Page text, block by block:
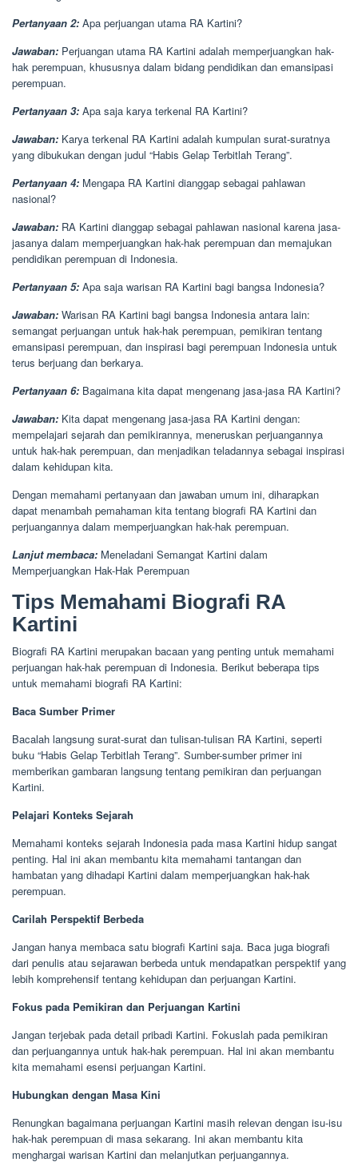
Pertanyaan 2: Apa perjuangan utama RA Kartini?
Jawaban: Perjuangan utama RA Kartini adalah memperjuangkan hak-
hak perempuan, khususnya dalam bidang pendidikan dan emansipasi
perempuan.
Pertanyaan 3: Apa saja karya terkenal RA Kartini?
Jawaban: Karya terkenal RA Kartini adalah kumpulan surat-suratnya
yang dibukukan dengan judul “Habis Gelap Terbitlah Terang”.
Pertanyaan 4: Mengapa RA Kartini dianggap sebagai pahlawan
nasional?
Jawaban: RA Kartini dianggap sebagai pahlawan nasional karena jasa-
jasanya dalam memperjuangkan hak-hak perempuan dan memajukan
pendidikan perempuan di Indonesia.
Pertanyaan 5: Apa saja warisan RA Kartini bagi bangsa Indonesia?
Jawaban: Warisan RA Kartini bagi bangsa Indonesia antara lain:
semangat perjuangan untuk hak-hak perempuan, pemikiran tentang
emansipasi perempuan, dan inspirasi bagi perempuan Indonesia untuk
terus berjuang dan berkarya.
Pertanyaan 6: Bagaimana kita dapat mengenang jasa-jasa RA Kartini?
Jawaban: Kita dapat mengenang jasa-jasa RA Kartini dengan:
mempelajari sejarah dan pemikirannya, meneruskan perjuangannya
untuk hak-hak perempuan, dan menjadikan teladannya sebagai inspirasi
dalam kehidupan kita.
Dengan memahami pertanyaan dan jawaban umum ini, diharapkan
dapat menambah pemahaman kita tentang biografi RA Kartini dan
perjuangannya dalam memperjuangkan hak-hak perempuan.
Lanjut membaca: Meneladani Semangat Kartini dalam
Memperjuangkan Hak-Hak Perempuan
Tips Memahami Biografi RA
Kartini
Biografi RA Kartini merupakan bacaan yang penting untuk memahami
perjuangan hak-hak perempuan di Indonesia. Berikut beberapa tips
untuk memahami biografi RA Kartini:
Baca Sumber Primer
Bacalah langsung surat-surat dan tulisan-tulisan RA Kartini, seperti
buku “Habis Gelap Terbitlah Terang”. Sumber-sumber primer ini
memberikan gambaran langsung tentang pemikiran dan perjuangan
Kartini.
Pelajari Konteks Sejarah
Memahami konteks sejarah Indonesia pada masa Kartini hidup sangat
penting. Hal ini akan membantu kita memahami tantangan dan
hambatan yang dihadapi Kartini dalam memperjuangkan hak-hak
perempuan.
Carilah Perspektif Berbeda
Jangan hanya membaca satu biografi Kartini saja. Baca juga biografi
dari penulis atau sejarawan berbeda untuk mendapatkan perspektif yang
lebih komprehensif tentang kehidupan dan perjuangan Kartini.
Fokus pada Pemikiran dan Perjuangan Kartini
Jangan terjebak pada detail pribadi Kartini. Fokuslah pada pemikiran
dan perjuangannya untuk hak-hak perempuan. Hal ini akan membantu
kita memahami esensi perjuangan Kartini.
Hubungkan dengan Masa Kini
Renungkan bagaimana perjuangan Kartini masih relevan dengan isu-isu
hak-hak perempuan di masa sekarang. Ini akan membantu kita
menghargai warisan Kartini dan melanjutkan perjuangannya.